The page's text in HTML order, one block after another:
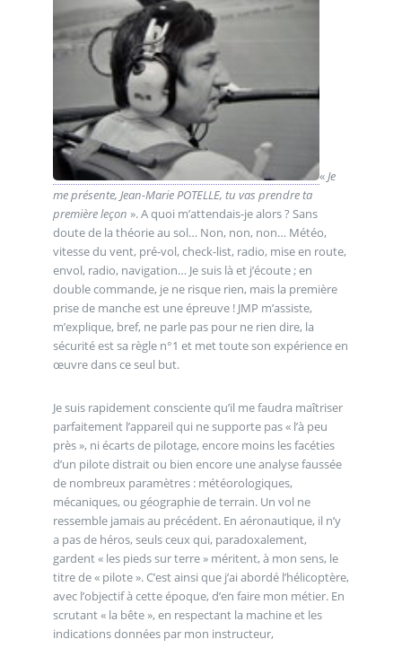
«Je
me présente, Jean-Marie POTELLE, tu vas prendre ta
première leçon ». A quoi m’attendais-je alors ? Sans
doute de la théorie au sol… Non, non, non… Météo,
vitesse du vent, pré-vol, check-list, radio, mise en route,
envol, radio, navigation… Je suis là et j’écoute ; en
double commande, je ne risque rien, mais la première
prise de manche est une épreuve ! JMP m’assiste,
m’explique, bref, ne parle pas pour ne rien dire, la
sécurité est sa règle n°1 et met toute son expérience en
œuvre dans ce seul but.
Je suis rapidement consciente qu’il me faudra maîtriser
parfaitement l’appareil qui ne supporte pas « l’à peu
près », ni écarts de pilotage, encore moins les facéties
d’un pilote distrait ou bien encore une analyse faussée
de nombreux paramètres : météorologiques,
mécaniques, ou géographie de terrain. Un vol ne
ressemble jamais au précédent. En aéronautique, il n’y
a pas de héros, seuls ceux qui, paradoxalement,
gardent « les pieds sur terre » méritent, à mon sens, le
titre de « pilote ». C’est ainsi que j’ai abordé l’hélicoptère,
avec l’objectif à cette époque, d’en faire mon métier. En
scrutant « la bête », en respectant la machine et les
indications données par mon instructeur,